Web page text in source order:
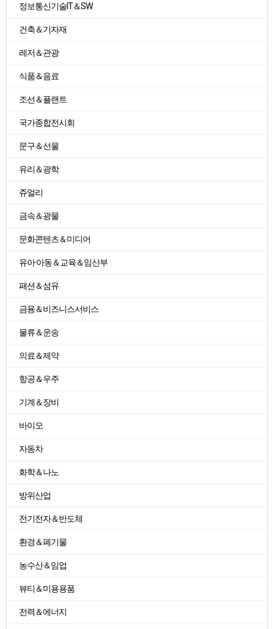
정보통신기술IT＆SW
건축＆기자재
레저＆관광
식품＆음료
조선＆플랜트
국가종합전시회
문구＆선물
유리＆광학
쥬얼리
금속＆광물
문화콘텐츠＆미디어
유아·아동＆교육＆임산부
패션＆섬유
금융＆비즈니스서비스
물류＆운송
의료＆제약
항공＆우주
기계＆장비
바이오
자동차
화학＆나노
방위산업
전기전자＆반도체
환경＆폐기물
농수산＆임업
뷰티＆미용용품
전력＆에너지